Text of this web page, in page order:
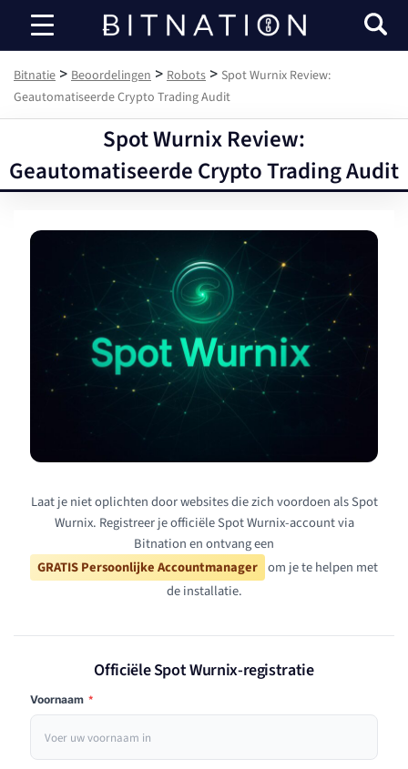
Bitnatie
Bitnatie > Beoordelingen > Robots > Spot Wurnix Review:
Geautomatiseerde Crypto Trading Audit
Spot Wurnix Review:
Geautomatiseerde Crypto Trading Audit
Laat je niet oplichten door websites die zich voordoen als Spot
Wurnix. Registreer je officiële Spot Wurnix-account via
Bitnation en ontvang een
GRATIS Persoonlijke Accountmanager om je te helpen met
de installatie.
Officiële Spot Wurnix-registratie
Voornaam *